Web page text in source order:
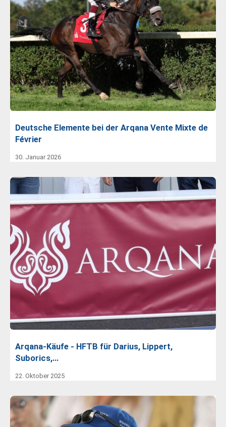
Deutsche Elemente bei der Arqana Vente Mixte de
Février
30. Januar 2026
Arqana-Käufe - HFTB für Darius, Lippert,
Suborics,…
22. Oktober 2025